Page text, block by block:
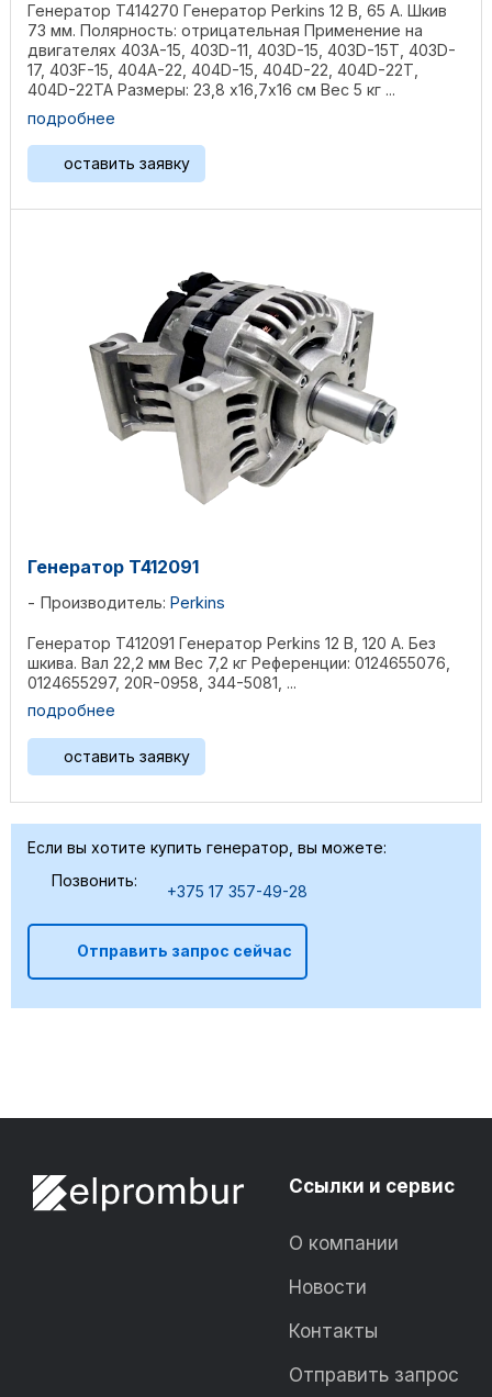
Генератор T414270 Генератор Perkins 12 В, 65 А. Шкив
73 мм. Полярность: отрицательная Применение на
двигателях 403A-15, 403D-11, 403D-15, 403D-15T, 403D-
17, 403F-15, 404A-22, 404D-15, 404D-22, 404D-22T,
404D-22TA Размеры: 23,8 х16,7х16 см Bec 5 кг ...
подробнее
оставить заявку
Генератор T412091
Производитель: Perkins
Генератор T412091 Генератор Perkins 12 В, 120 А. Без
шкива. Вал 22,2 мм Bec 7,2 кг Референции: 0124655076,
0124655297, 20R-0958, 344-5081, ...
подробнее
оставить заявку
Если вы хотите купить генератор, вы можете:
Позвонить:
+375 17 357-49-28
Отправить запрос сейчас
Ссылки и сервис
О компании
Новости
Контакты
Отправить запрос